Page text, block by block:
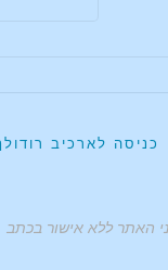
כניסה לארכיב
האתר ללא אישור בכתב